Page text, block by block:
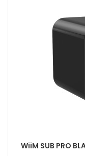
WiiM SUB PRO